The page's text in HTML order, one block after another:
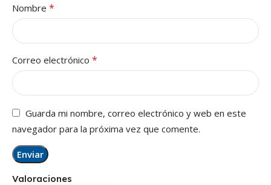
Valoraciones
Nombre *
Correo electrónico *
Guarda mi nombre, correo electrónico y web en este
navegador para la próxima vez que comente.